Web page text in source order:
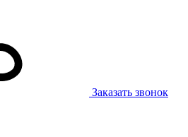
Заказать звонок